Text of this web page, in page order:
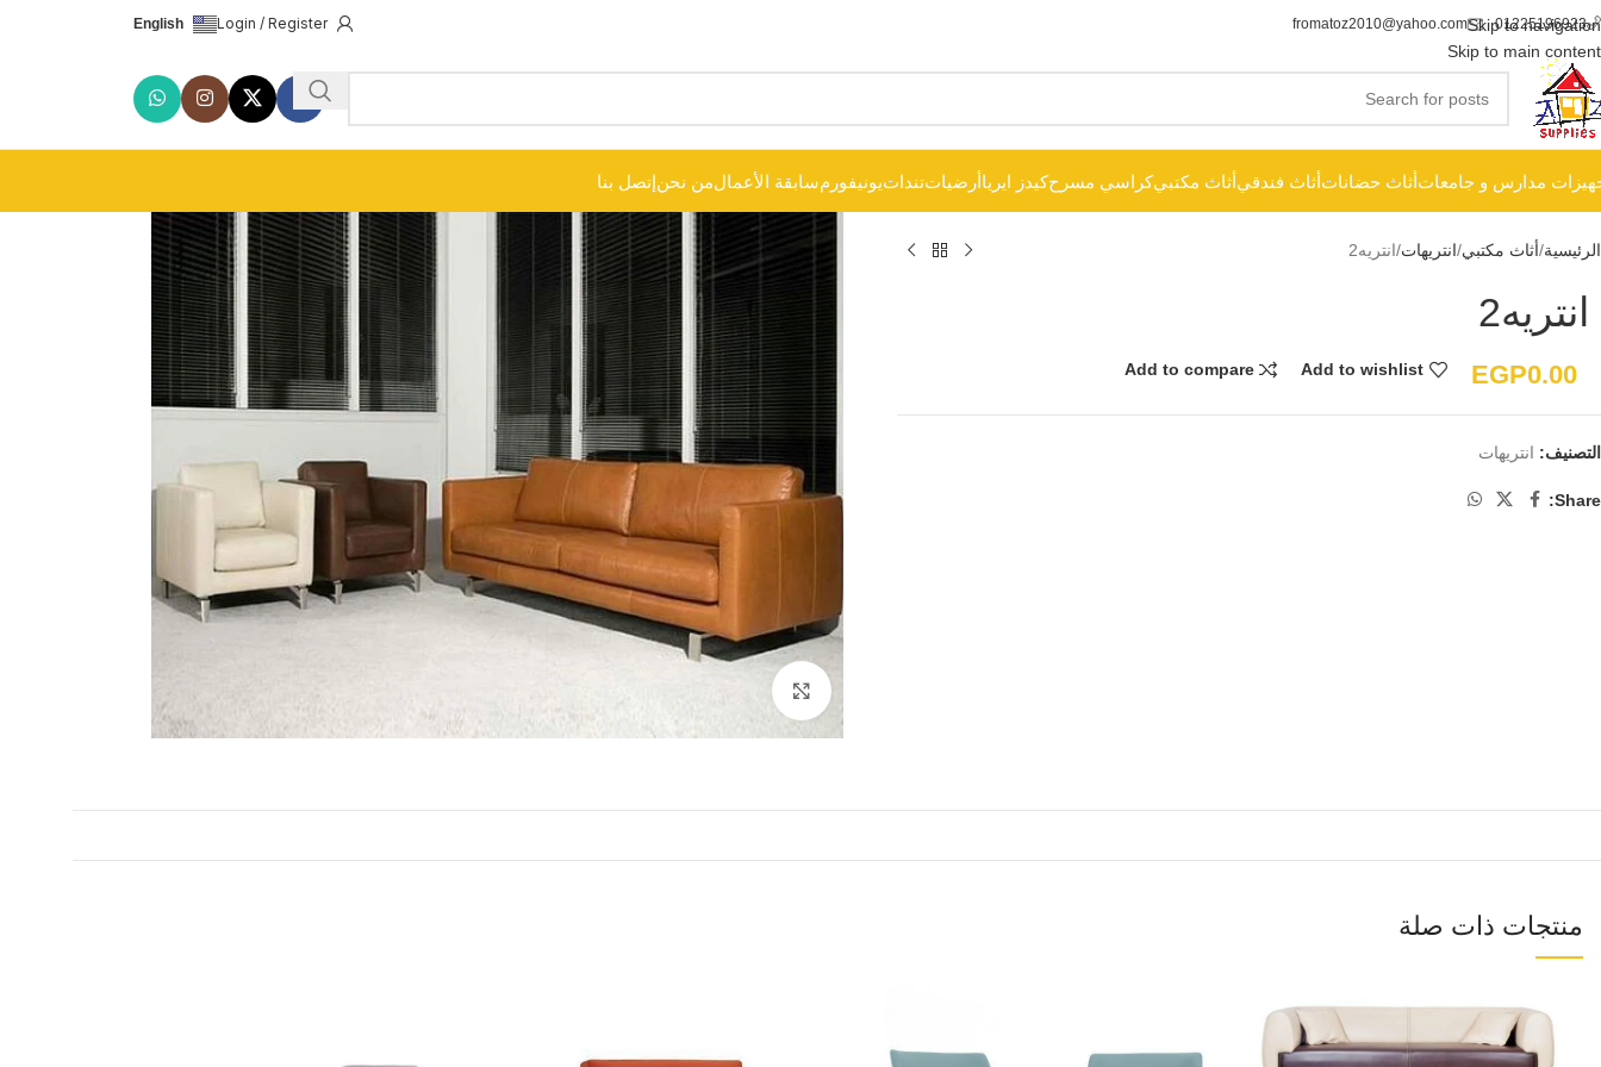
Skip to navigation
Skip to main content
01225196923
fromatoz2010@yahoo.com
Login / Register
English
مدارس و جامعاتأثاث حضاناتأثاث فندقيأثاث مكتبيكراسي مسرحكيدز ايرياأرضياتتنداتيونيفورمسابقة الأعمالمن نحنإتصل بنا
الرئيسية أثاث مكتبي انتريهات انتريه2
انتريه2
EGP0.00
Add to wishlist
Add to compare
التصنيف: انتريهات
Share:
منتجات ذات صلة